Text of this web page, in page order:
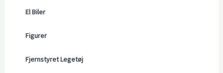
El Biler
Figurer
Fjernstyret Legetøj